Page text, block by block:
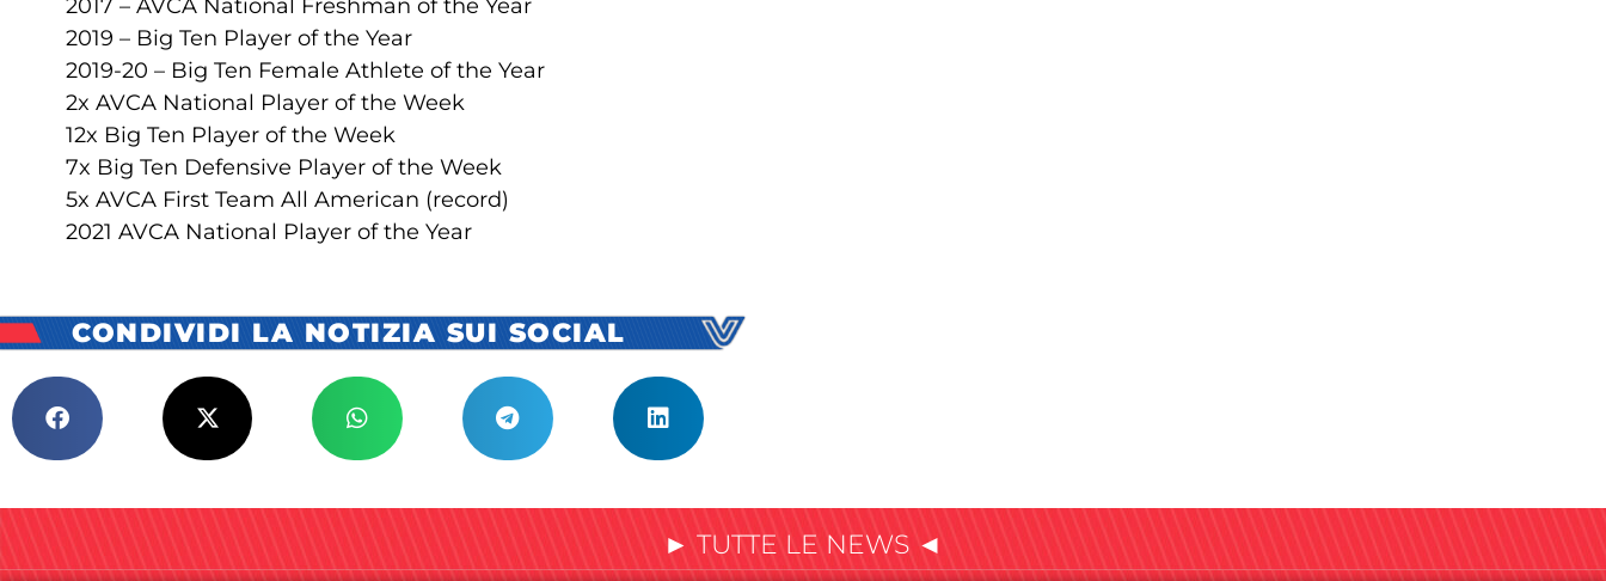
2017 – AVCA National Freshman of the Year
2019 – Big Ten Player of the Year
2019-20 – Big Ten Female Athlete of the Year
2x AVCA National Player of the Week
12x Big Ten Player of the Week
7x Big Ten Defensive Player of the Week
5x AVCA First Team All American (record)
2021 AVCA National Player of the Year
CONDIVIDI LA NOTIZIA SUI SOCIAL
► TUTTE LE NEWS ◄